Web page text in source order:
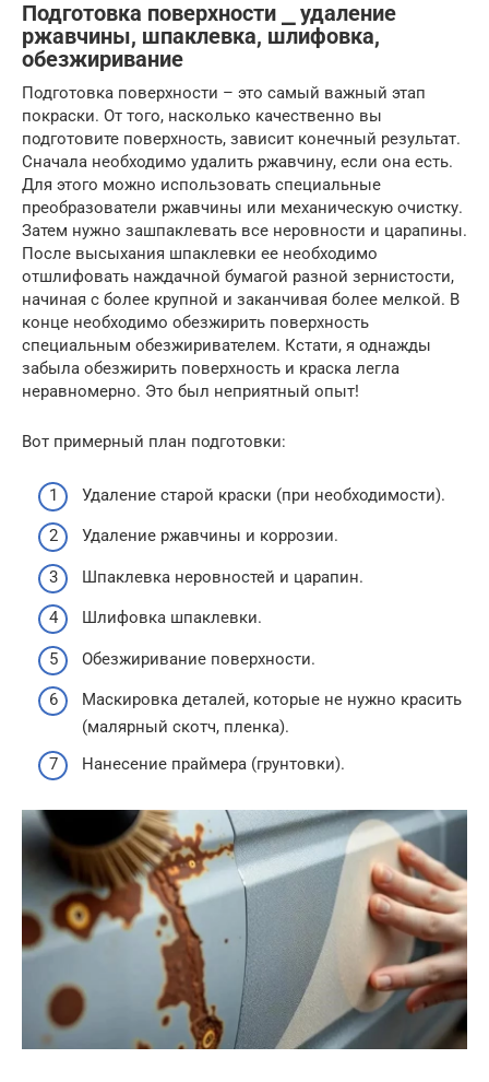
Подготовка поверхности ⎯ удаление
ржавчины, шпаклевка, шлифовка,
обезжиривание
Подготовка поверхности – это самый важный этап
покраски. От того, насколько качественно вы
подготовите поверхность, зависит конечный результат.
Сначала необходимо удалить ржавчину, если она есть.
Для этого можно использовать специальные
преобразователи ржавчины или механическую очистку.
Затем нужно зашпаклевать все неровности и царапины.
После высыхания шпаклевки ее необходимо
отшлифовать наждачной бумагой разной зернистости,
начиная с более крупной и заканчивая более мелкой. В
конце необходимо обезжирить поверхность
специальным обезжиривателем. Кстати, я однажды
забыла обезжирить поверхность и краска легла
неравномерно. Это был неприятный опыт!
Вот примерный план подготовки:
Удаление старой краски (при необходимости).
Удаление ржавчины и коррозии.
Шпаклевка неровностей и царапин.
Шлифовка шпаклевки.
Обезжиривание поверхности.
Маскировка деталей, которые не нужно красить
(малярный скотч, пленка).
Нанесение праймера (грунтовки).